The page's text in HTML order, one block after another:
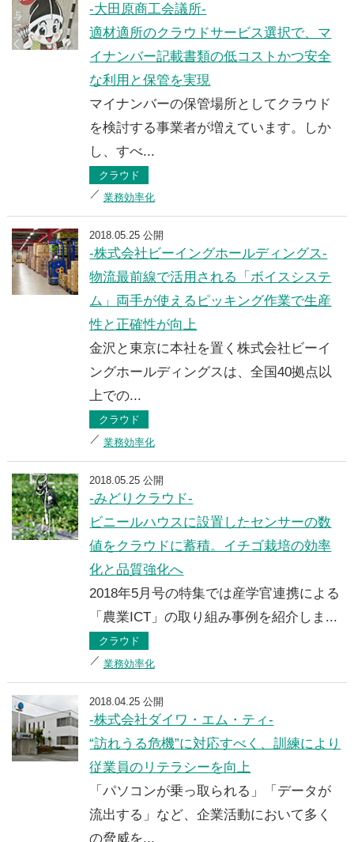
-大田原商工会議所-
適材適所のクラウドサービス選択で、マ
イナンバー記載書類の低コストかつ安全
な利用と保管を実現
マイナンバーの保管場所としてクラウド
を検討する事業者が増えています。しか
し、すべ...
クラウド
業務効率化
2018.05.25 公開
-株式会社ビーイングホールディングス-
物流最前線で活用される「ボイスシステ
ム」両手が使えるピッキング作業で生産
性と正確性が向上
金沢と東京に本社を置く株式会社ビーイ
ングホールディングスは、全国40拠点以
上での...
クラウド
業務効率化
2018.05.25 公開
-みどりクラウド-
ビニールハウスに設置したセンサーの数
値をクラウドに蓄積。イチゴ栽培の効率
化と品質強化へ
2018年5月号の特集では産学官連携による
「農業ICT」の取り組み事例を紹介しま...
クラウド
業務効率化
2018.04.25 公開
-株式会社ダイワ・エム・ティ-
“訪れうる危機”に対応すべく、訓練により
従業員のリテラシーを向上
「パソコンが乗っ取られる」「データが
流出する」など、企業活動において多く
の脅威を...